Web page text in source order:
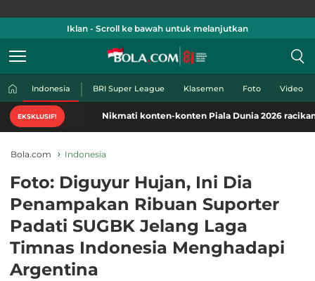
Iklan - Scroll ke bawah untuk melanjutkan
Indonesia BRI Super League Klasemen Foto Video
EKSKLUSIF! Nikmati konten-konten Piala Dunia 2026 racikan
Bola.com Indonesia
Foto: Diguyur Hujan, Ini Dia
Penampakan Ribuan Suporter
Padati SUGBK Jelang Laga
Timnas Indonesia Menghadapi
Argentina